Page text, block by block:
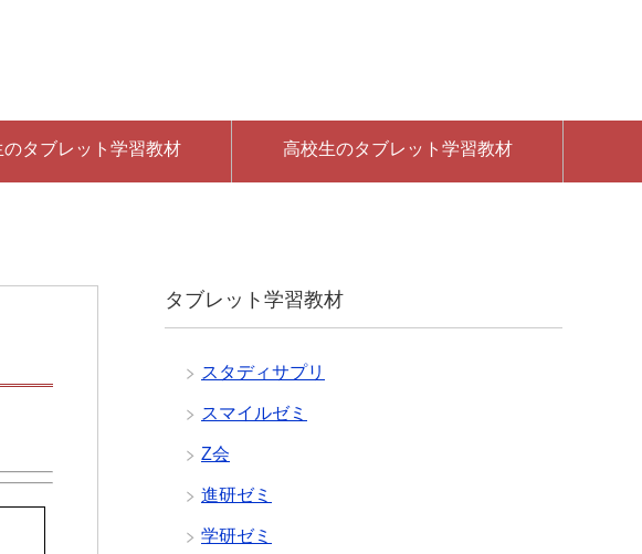
のタブレット学習教材 高校生のタブレット学習教材
タブレット学習教材
スタディサプリ
スマイルゼミ
Z会
進研ゼミ
学研ゼミ